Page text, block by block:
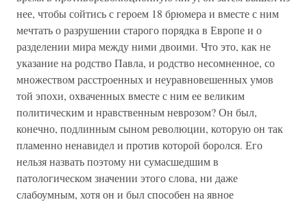
нее, чтобы сойтись с героем 18 брюмера и вместе с ним
мечтать о разрушении старого порядка в Европе и о
разделении мира между ними двоими. Что это, как не
указание на родство Павла, и родство несомненное, со
множеством расстроенных и неуравновешенных умов
той эпохи, охваченных вместе с ним ее великим
политическим и нравственным неврозом? Он был,
конечно, подлинным сыном революции, которую он так
пламенно ненавидел и против которой боролся. Его
нельзя назвать поэтому ни сумасшедшим в
патологическом значении этого слова, ни даже
слабоумным, хотя он и был способен на явное